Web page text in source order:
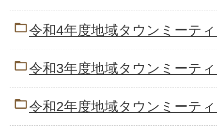
令和4年度地域タウンミーテ
令和3年度地域タウンミーテ
令和2年度地域タウンミーテ